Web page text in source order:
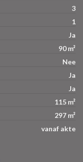
3
1
Ja
90 m²
Nee
Ja
Ja
115 m²
297 m²
vanaf akte